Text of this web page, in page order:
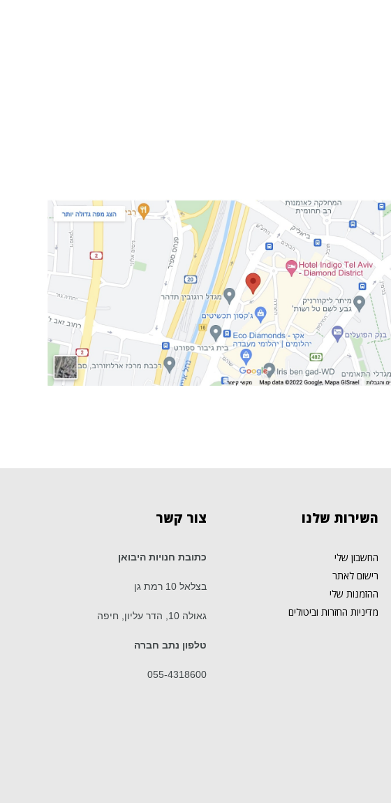
השירות שלנו
החשבון שלי
רישום לאתר
ההזמנות שלי
מדיניות החזרות וביטולים
צור קשר
כתובת חנויות היבואן
בצלאל 10 רמת גן
גאולה 10, הדר עליון, חיפה
טלפון נתב חברה
055-4318600